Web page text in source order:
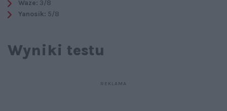
Waze: 3/8
Yanosik: 5/8
Wyniki testu